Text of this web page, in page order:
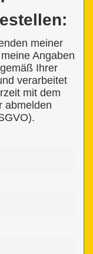
meiner
Angaben
Ihrer
verarbeitet
mit dem
abmelden